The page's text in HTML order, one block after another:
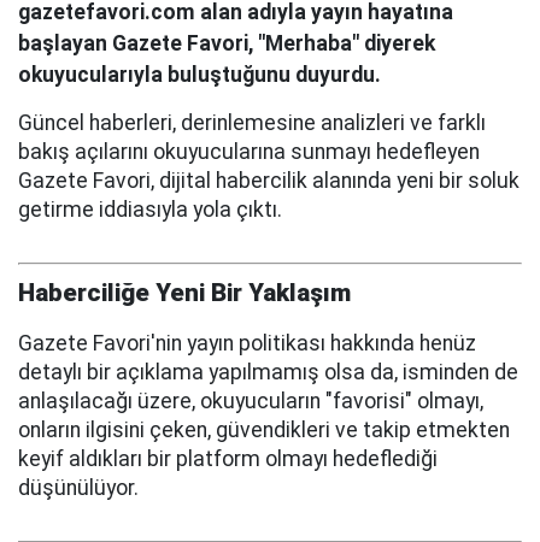
gazetefavori.com alan adıyla yayın hayatına
başlayan Gazete Favori, "Merhaba" diyerek
okuyucularıyla buluştuğunu duyurdu.
Güncel haberleri, derinlemesine analizleri ve farklı
bakış açılarını okuyucularına sunmayı hedefleyen
Gazete Favori, dijital habercilik alanında yeni bir soluk
getirme iddiasıyla yola çıktı.
Haberciliğe Yeni Bir Yaklaşım
Gazete Favori'nin yayın politikası hakkında henüz
detaylı bir açıklama yapılmamış olsa da, isminden de
anlaşılacağı üzere, okuyucuların "favorisi" olmayı,
onların ilgisini çeken, güvendikleri ve takip etmekten
keyif aldıkları bir platform olmayı hedeflediği
düşünülüyor.